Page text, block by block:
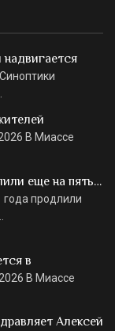
Синоптики
В Миассе
еще на пять…
года продлили
в
В Миассе
Алексей